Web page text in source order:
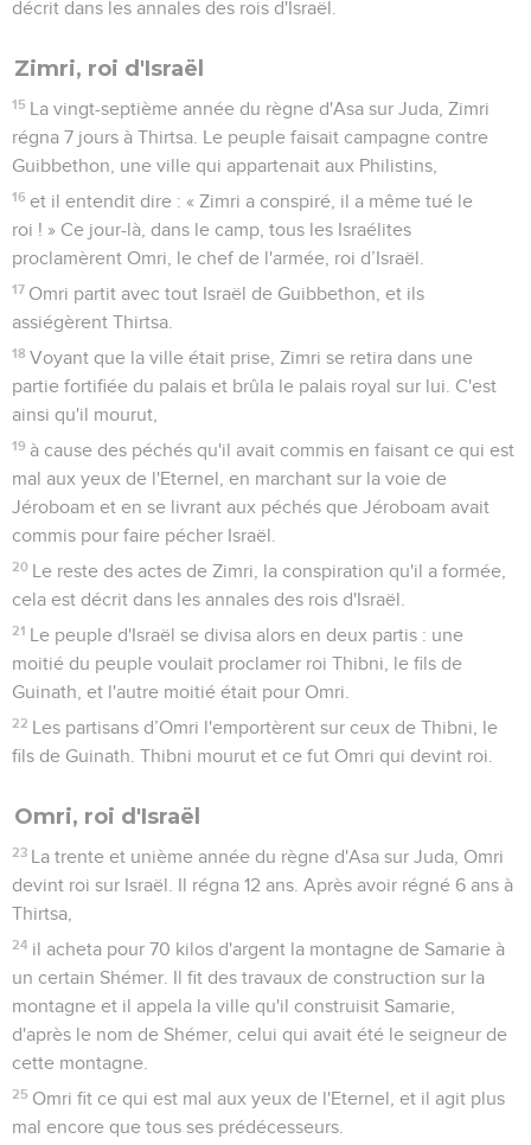
dit. Seulement, prépare-moi d'abord avec cela un petit
pour toi.
14 En effet, voici ce que dit l'Eternel, le Dieu d'Israël : ‘La
farine qui est dans le pot ne manquera pas et l'huile qui est
dans la cruche ne diminuera pas, jusqu'au jour où l'Eternel
fera tomber de la pluie sur le pays.’ »
15 Elle partit et se conforma à la parole d'Elie. Et pendant
longtemps elle eut de quoi manger, ainsi que sa famille et
Elie.
16 La farine qui était dans le pot ne manqua pas et l'huile qui
était dans la cruche ne diminua pas, conformément à la
parole que l'Eternel avait prononcée par l’intermédiaire
d’Elie.
Élie rend la vie au fils de la veuve
17 Après ces événements, le fils de cette maîtresse de
maison tomba malade. Sa maladie fut si violente qu'il cessa
de respirer.
18 La femme dit alors à Elie : « Que me veux-tu, homme de
Dieu ? Es-tu venu chez moi pour rappeler le souvenir de ma
faute et pour faire mourir mon fils ? »
19 Il lui répondit : « Donne-moi ton fils. » Et il le prit des bras
de la femme, le monta dans la chambre à l'étage où il logeait
et le coucha sur son lit.
ce que tu vas faire du mal, au point de faire mourir son fils,
même à cette veuve qui m’a accueilli chez elle ? »
Puis il s'étendit trois fois sur l'enfant, fit appel à l'Eternel et
dit : « Eternel, mon Dieu, je t'en prie, que l'âme de cet enfant
revienne en lui ! »
L'Eternel écouta Elie : l'âme de l'enfant revint en lui et il
retrouva la vie.
23 Elie prit l'enfant, le descendit de la chambre jusque dans
la maison et le donna à sa mère en lui disant : « Vois, ton fils
est vivant. »
24 La femme dit alors à Elie : « Je reconnais maintenant que